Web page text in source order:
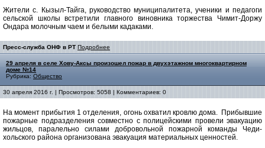
Жители с. Кызыл-Тайга, руководство муниципалитета, ученики и педагоги
сельской школы встретили главного виновника торжества Чимит-Доржу
Ондара молочным чаем и белыми кадаками.
Пресс-служба ОНФ в РТ Подробнее
29 апреля в селе Хову-Аксы произошел пожар в двухэтажном многоквартирном
доме №14
Рубрика: Общество
30 апреля 2016 г. | Просмотров: 5058 | Комментариев: 0
На момент прибытия 1 отделения, огонь охватил кровлю дома. Прибывшие
пожарные подразделения совместно с полицейскими провели эвакуацию
жильцов, паралельно силами добровольной пожарной команды Чеди-
хольского района организована эвакуация материальных ценностей.